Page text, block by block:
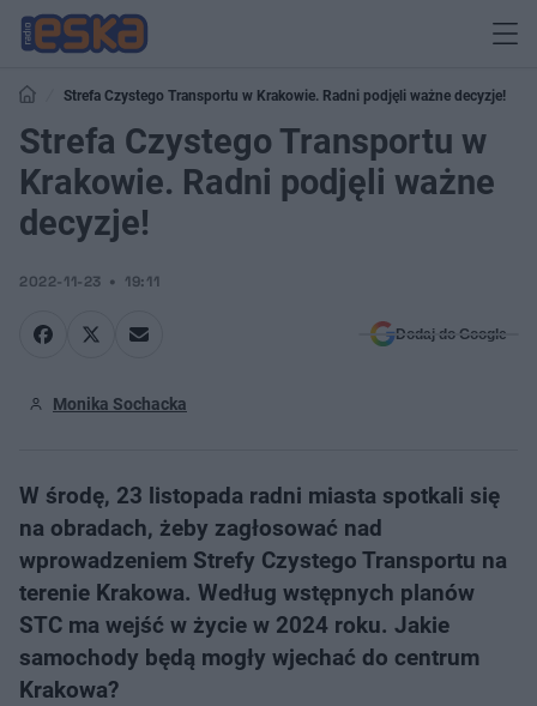
Strefa Czystego Transportu w Krakowie. Radni podjęli ważne decyzje!
Strefa Czystego Transportu w
Krakowie. Radni podjęli ważne
decyzje!
2022-11-23 19:11
Dodaj do Google
Monika Sochacka
W środę, 23 listopada radni miasta spotkali się
na obradach, żeby zagłosować nad
wprowadzeniem Strefy Czystego Transportu na
terenie Krakowa. Według wstępnych planów
STC ma wejść w życie w 2024 roku. Jakie
samochody będą mogły wjechać do centrum
Krakowa?